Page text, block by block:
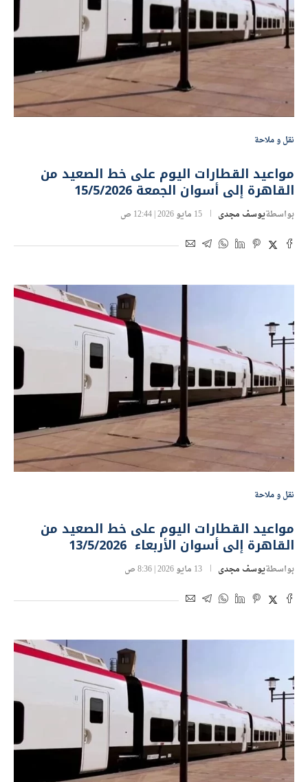
نقل و ملاحة
مواعيد القطارات اليوم على خط الصعيد من
القاهرة إلى أسوان الجمعة 15/5/2026
بواسطةيوسف مجدى 15 مايو 2026 | 12:44 ص
نقل و ملاحة
مواعيد القطارات اليوم على خط الصعيد من
القاهرة إلى أسوان الأربعاء 13/5/2026
بواسطةيوسف مجدى 13 مايو 2026 | 8:36 ص